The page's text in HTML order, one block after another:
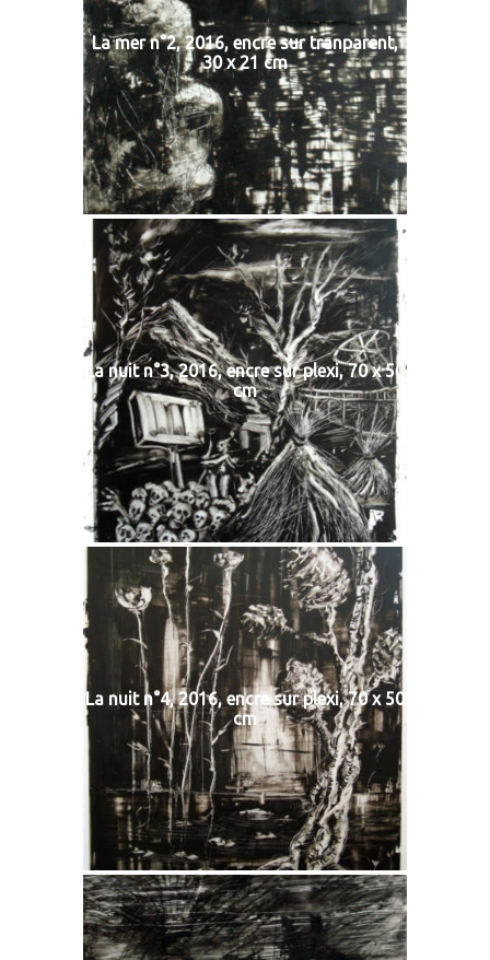
La mer n°2, 2016, encre sur tranparent,
30 x 21 cm
La nuit n°3, 2016, encre sur plexi, 70 x 50
cm
La nuit n°4, 2016, encre sur plexi, 70 x 50
cm